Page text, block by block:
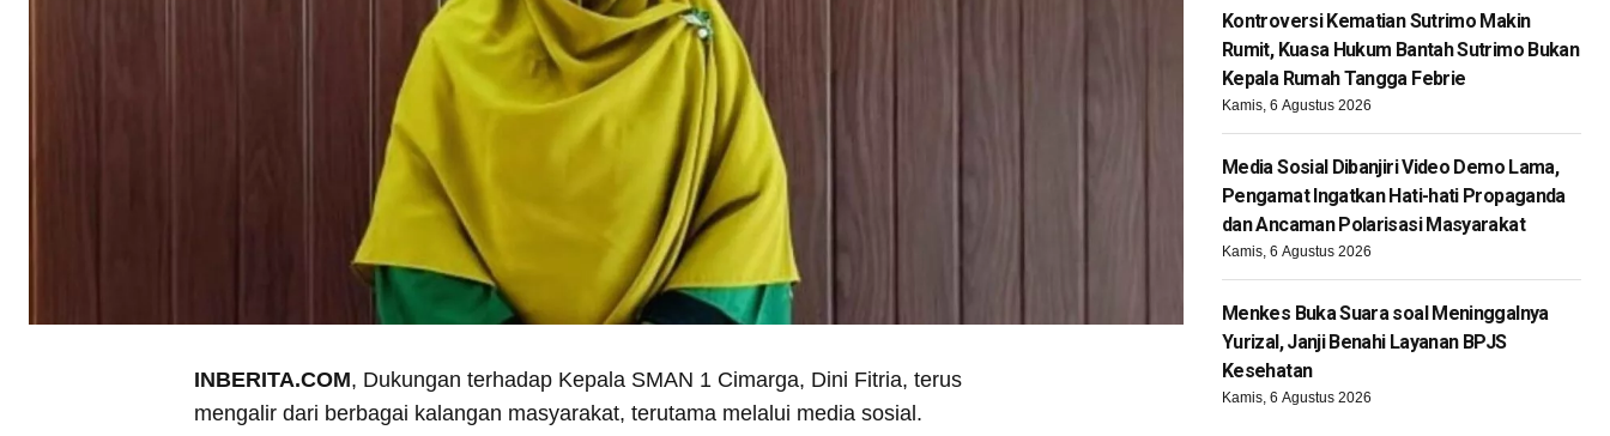
INBERITA.COM, Dukungan terhadap Kepala SMAN 1 Cimarga, Dini Fitria, terus
mengalir dari berbagai kalangan masyarakat, terutama melalui media sosial.
Kontroversi Kematian Sutrimo Makin
Rumit, Kuasa Hukum Bantah Sutrimo Bukan
Kepala Rumah Tangga Febrie
Kamis, 6 Agustus 2026
Media Sosial Dibanjiri Video Demo Lama,
Pengamat Ingatkan Hati-hati Propaganda
dan Ancaman Polarisasi Masyarakat
Kamis, 6 Agustus 2026
Menkes Buka Suara soal Meninggalnya
Yurizal, Janji Benahi Layanan BPJS
Kesehatan
Kamis, 6 Agustus 2026